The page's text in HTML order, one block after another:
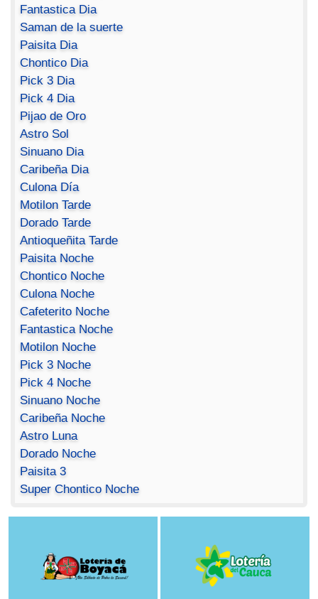
Fantastica Dia
Saman de la suerte
Paisita Dia
Chontico Dia
Pick 3 Dia
Pick 4 Dia
Pijao de Oro
Astro Sol
Sinuano Dia
Caribeña Dia
Culona Día
Motilon Tarde
Dorado Tarde
Antioqueñita Tarde
Paisita Noche
Chontico Noche
Culona Noche
Cafeterito Noche
Fantastica Noche
Motilon Noche
Pick 3 Noche
Pick 4 Noche
Sinuano Noche
Caribeña Noche
Astro Luna
Dorado Noche
Paisita 3
Super Chontico Noche